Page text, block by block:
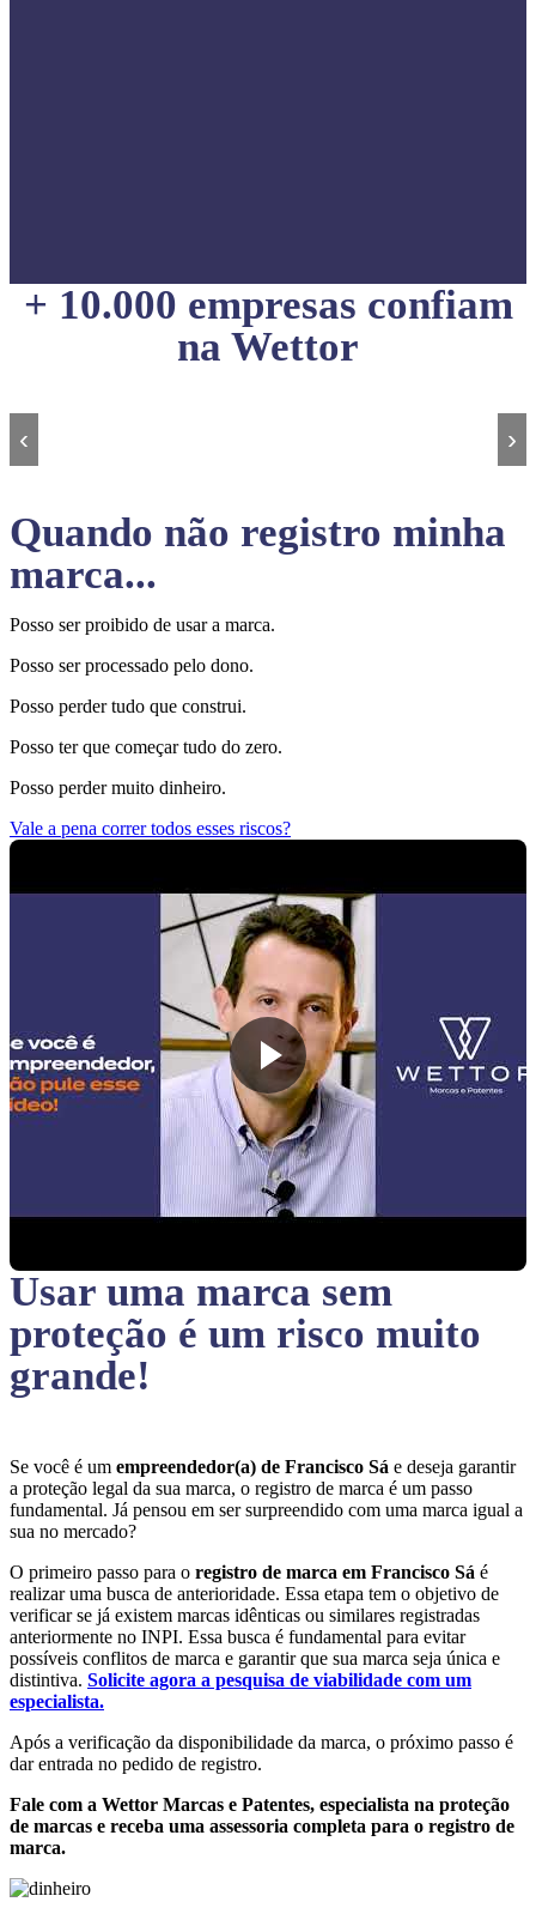
+ 10.000 empresas confiam
na Wettor
‹ ›
Quando não registro minha
marca...
Posso ser proibido de usar a marca.
Posso ser processado pelo dono.
Posso perder tudo que construi.
Posso ter que começar tudo do zero.
Posso perder muito dinheiro.
Vale a pena correr todos esses riscos?
Usar uma marca sem
proteção é um risco muito
grande!
Se você é um empreendedor(a) de Francisco Sá e deseja garantir
a proteção legal da sua marca, o registro de marca é um passo
fundamental. Já pensou em ser surpreendido com uma marca igual a
sua no mercado?
O primeiro passo para o registro de marca em Francisco Sá é
realizar uma busca de anterioridade. Essa etapa tem o objetivo de
verificar se já existem marcas idênticas ou similares registradas
anteriormente no INPI. Essa busca é fundamental para evitar
possíveis conflitos de marca e garantir que sua marca seja única e
distintiva. Solicite agora a pesquisa de viabilidade com um
especialista.
Após a verificação da disponibilidade da marca, o próximo passo é
dar entrada no pedido de registro.
Fale com a Wettor Marcas e Patentes, especialista na proteção
de marcas e receba uma assessoria completa para o registro de
marca.